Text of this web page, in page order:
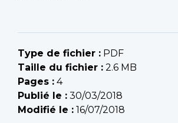
Type de fichier : PDF
Taille du fichier : 2.6 MB
Pages : 4
Publié le : 30/03/2018
Modifié le : 16/07/2018